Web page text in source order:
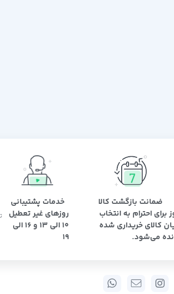
ضمانت بازگشت کالا
2 روز برای احترام به انتخاب
کالای خریداری شده
می‌شود.
خدمات پشتیبانی
روزهای غیر تعطیل
10 الی 13 و 16 الی
19